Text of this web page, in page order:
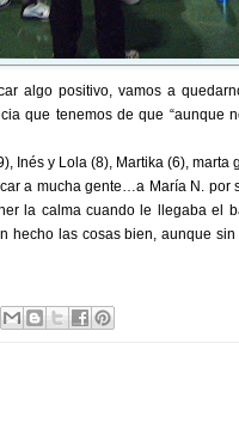
algo positivo, vamos a
que tenemos de que “aunque
Inés y Lola (8), Martika (6), marta
a mucha gente…a María N. por
la calma cuando le llegaba el
hecho las cosas bien, aunque